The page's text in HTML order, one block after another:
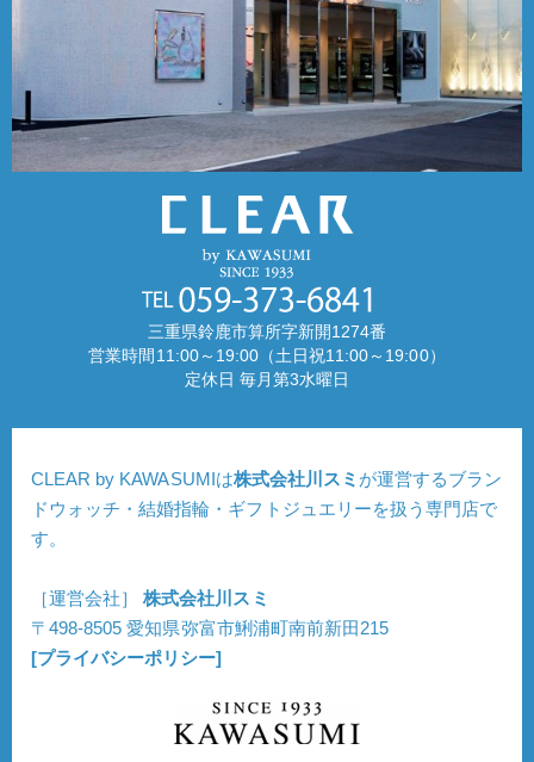
三重県鈴鹿市算所字新開1274番
営業時間11:00～19:00（土日祝11:00～19:00）
定休日 毎月第3水曜日
CLEAR by KAWASUMIは株式会社川スミ が運営するブラン
ドウォッチ・結婚指輪・ギフトジュエリーを扱う専門店で
す。
［運営会社］株式会社川スミ
〒498-8505 愛知県弥富市鯏浦町南前新田215
[プライバシーポリシー]